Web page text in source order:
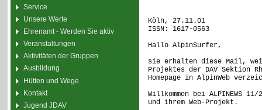
Service
Unsere Werte
Ehrenamt - Werden Sie aktiv
Veranstaltungen
Aktivitäten der Gruppen
Ausbildung
Hütten und Wege
Kontakt
Jugend JDAV
Köln, 27.11.01
ISSN: 1617-0563
Hallo AlpinSurfer,
sie erhalten diese Mail,
Projektes der DAV Sektion
Homepage in AlpinWeb
Willkommen bei ALPINEWS
und ihrem Web-Projekt.